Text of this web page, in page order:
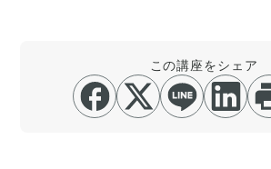
この講座をシェア